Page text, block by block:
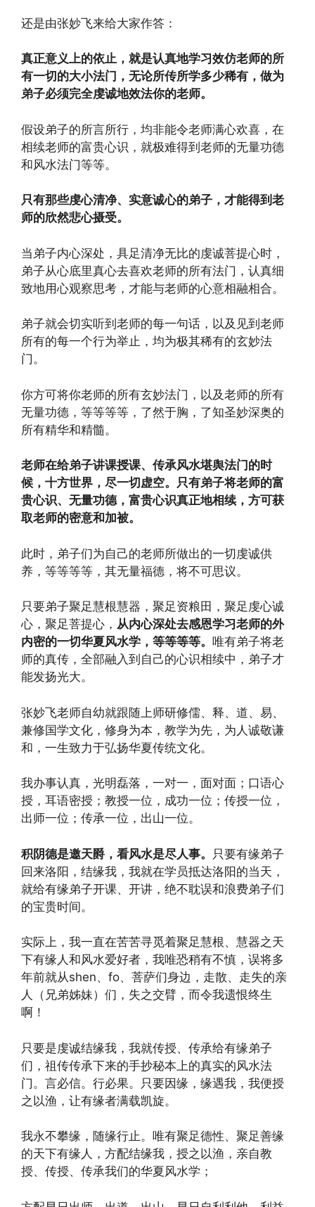
还是由张妙飞来给大家作答：
真正意义上的依止，就是认真地学习效仿老师的所
有一切的大小法门，无论所传所学多少稀有，做为
弟子必须完全虔诚地效法你的老师。
假设弟子的所言所行，均非能令老师满心欢喜，在
相续老师的富贵心识，就极难得到老师的无量功德
和风水法门等等。
只有那些虔心清净、实意诚心的弟子，才能得到老
师的欣然悲心摄受。
当弟子内心深处，具足清净无比的虔诚菩提心时，
弟子从心底里真心去喜欢老师的所有法门，认真细
致地用心观察思考，才能与老师的心意相融相合。
弟子就会切实听到老师的每一句话，以及见到老师
所有的每一个行为举止，均为极其稀有的玄妙法
门。
你方可将你老师的所有玄妙法门，以及老师的所有
无量功德，等等等等，了然于胸，了知圣妙深奥的
所有精华和精髓。
老师在给弟子讲课授课、传承风水堪舆法门的时
候，十方世界，尽一切虚空。只有弟子将老师的富
贵心识、无量功德，富贵心识真正地相续，方可获
取老师的密意和加被。
此时，弟子们为自己的老师所做出的一切虔诚供
养，等等等等，其无量福德，将不可思议。
只要弟子聚足慧根慧器，聚足资粮田，聚足虔心诚
心，聚足菩提心， 从内心深处去感恩学习老师的外
内密的一切华夏风水学，等等等等。 唯有弟子将老
师的真传，全部融入到自己的心识相续中，弟子才
能发扬光大。
张妙飞老师自幼就跟随上师研修儒、释、道、易、
兼修国学文化，修身为本，教学为先，为人诚敬谦
和，一生致力于弘扬华夏传统文化。
我办事认真，光明磊落，一对一，面对面；口语心
授，耳语密授；教授一位，成功一位；传授一位，
出师一位；传承一位，出山一位。
积阴德是邀天爵，看风水是尽人事。
只要有缘弟子
回来洛阳，结缘我，我就在学员抵达洛阳的当天，
就给有缘弟子开课、开讲，绝不耽误和浪费弟子们
的宝贵时间。
实际上，我一直在苦苦寻觅着聚足慧根、慧器之天
下有缘人和风水爱好者，我唯恐稍有不慎，误将多
年前就从shen、fo、菩萨们身边，走散、走失的亲
人（兄弟姊妹）们，失之交臂，而令我遗恨终生
啊！
只要是虔诚结缘我，我就传授、传承给有缘弟子
们，祖传传承下来的手抄秘本上的真实的风水法
门。言必信。行必果。只要因缘，缘遇我，我便授
之以渔，让有缘者满载凯旋。
我永不攀缘，随缘行止。唯有聚足德性、聚足善缘
的天下有缘人，方配结缘我，授之以渔，亲自教
授、传授、传承我们的华夏风水学；